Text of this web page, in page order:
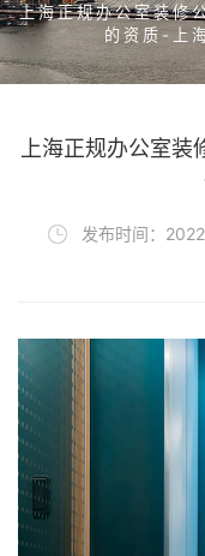
上海正规办公室装修
的资质-上
上海正规办公室装
发布时间：